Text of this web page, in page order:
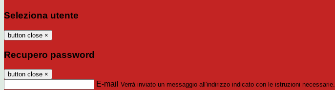
Seleziona utente
button close ×
Recupero password
button close ×
E-mail Verrà inviato un messaggio all'indirizzo indicato con le istruzioni necessarie.